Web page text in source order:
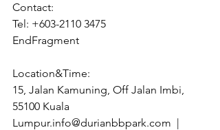
Contact:
Tel: +603-2110 3475
EndFragment
Location&Time:
15, Jalan Kamuning, Off Jalan Imbi,
55100 Kuala
Lumpur.info@durianbbpark.com  |